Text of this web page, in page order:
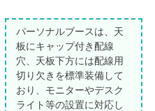
パーソナルブースは、天
板にキャップ付き配線
穴、天板下方には配線用
切り欠きを標準装備して
おり、モニターやデスク
ライト等の設置に対応し